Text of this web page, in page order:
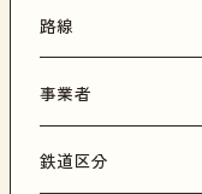
路線
事業者
鉄道区分